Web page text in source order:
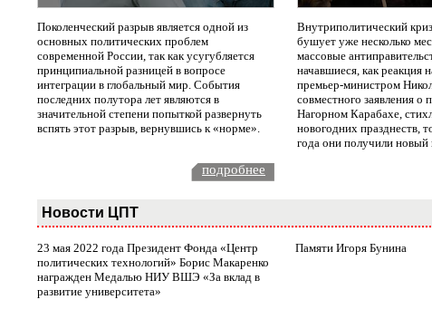
Поколенческий разрыв является одной из
основных политических проблем
современной России, так как усугубляется
принципиальной разницей в вопросе
интеграции в глобальный мир. События
последних полутора лет являются в
значительной степени попыткой развернуть
вспять этот разрыв, вернувшись к «норме».
Внутриполитический
бушует уже несколько
массовые
начавшиеся, как реакция
премьер-министром
совместного заявления о
Нагорном Карабахе,
новогодних празднеств,
года они получили новый
подробнее
Новости ЦПТ
23 мая 2022 года Президент Фонда «Центр
политических технологий» Борис Макаренко
награжден Медалью НИУ ВШЭ «За вклад в
развитие университета»
Памяти Игоря Бунина